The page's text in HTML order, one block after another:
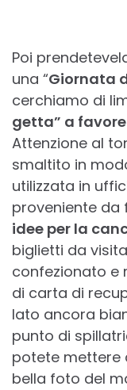
Poi
una “Giornata
cerchiamo di
getta” a
Attenzione al
smaltito in
utilizzata in
proveniente da
idee per la
biglietti da
confezionato e
di carta di
lato ancora
punto di
potete mettere
bella foto del